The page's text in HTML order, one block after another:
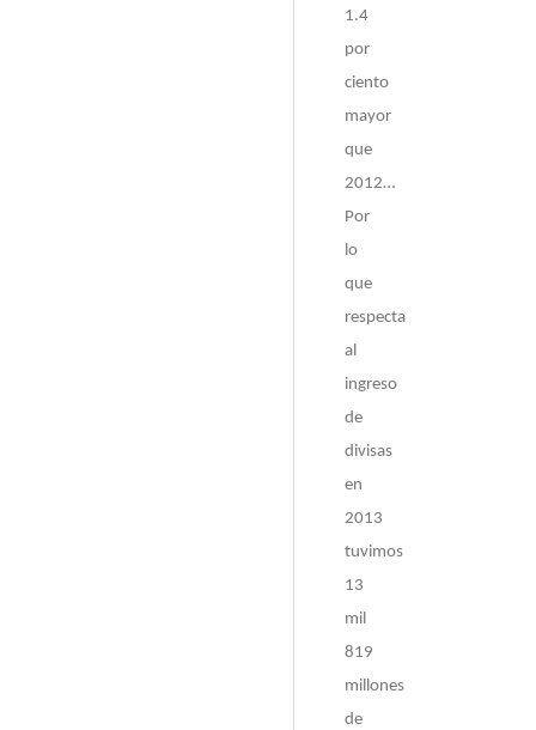
1.4
por
ciento
mayor
que
2012…
Por
lo
que
respecta
al
ingreso
de
divisas
en
2013
tuvimos
13
mil
819
millones
de